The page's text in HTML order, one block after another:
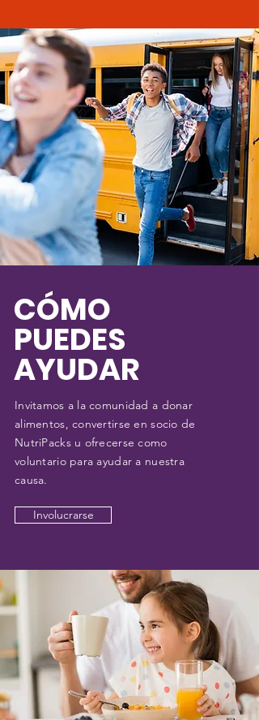
CÓMO
PUEDES
AYUDAR
Invitamos a la comunidad a donar
alimentos, convertirse en socio de
NutriPacks u ofrecerse como
voluntario para ayudar a nuestra
causa.
Involucrarse